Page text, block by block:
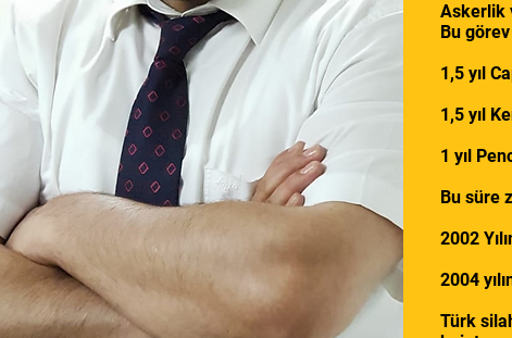
Askerlik
Bu
1,5 yıl
1,5 yıl
1 yıl
Bu süre
2002
2004
Türk